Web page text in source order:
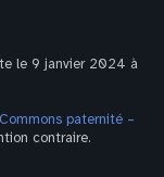
le 9 janvier 2024 à
paternité –
contraire.